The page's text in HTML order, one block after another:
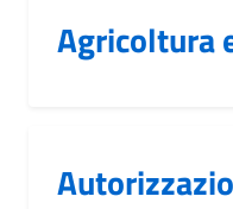
Agricoltura